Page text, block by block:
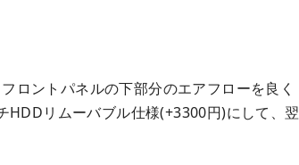
ロントパネルの下部分のエアフローを良く
リムーバブル仕様(+3300円)にして、翌